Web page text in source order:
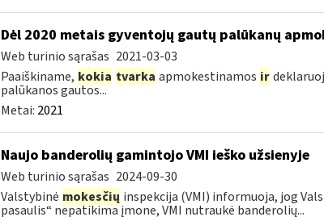
Dėl 2020 metais gyventojų gautų palūkanų
Web turinio sąrašas 2021-03-03
Paaiškiname, kokia tvarka apmokestinamos ir
palūkanos gautos...
Metai: 2021
Naujo banderolių gamintojo VMI ieško užsienyje
Web turinio sąrašas 2024-09-30
Valstybinė mokesčių inspekcija (VMI) informuoja, jog
pasaulis“ nepatikima įmone, VMI nutraukė banderolių...